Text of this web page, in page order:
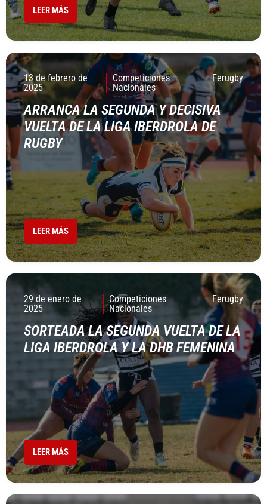
LEER MÁS
13 de febrero de
2025
Competiciones
Nacionales
Ferugby
ARRANCA LA SEGUNDA Y DECISIVA
VUELTA DE LA LIGA IBERDROLA DE
RUGBY
LEER MÁS
29 de enero de
2025
Competiciones
Nacionales
Ferugby
SORTEADA LA SEGUNDA VUELTA DE LA
LIGA IBERDROLA Y LA DHB FEMENINA
LEER MÁS